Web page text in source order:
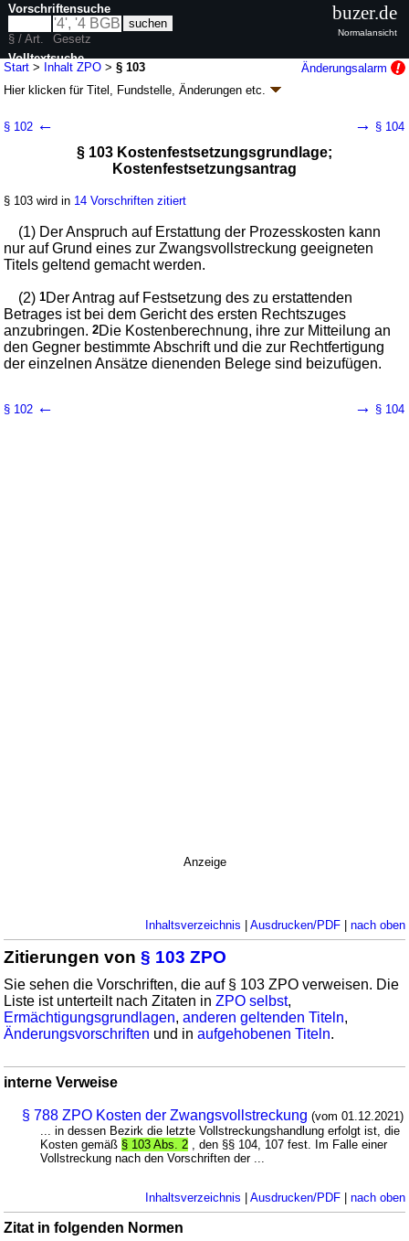
Start > Inhalt ZPO >§ 103
Änderungsalarm
Hier klicken fürTitel, Fundstelle, Änderungen etc.
1781; zuletzt geändert durchArtikel 3G. v. 20.05.2026BGBl. 2026 I Nr.
Zwangsverwaltung
Buch 1 Allgemeine Vorschriften
Abschnitt 2 Parteien
Titel 5 Prozesskosten
§ 102 ← → § 104
§ 103 Kostenfestsetzungsgrundlage;
Kostenfestsetzungsantrag
§ 103 wird in 14 Vorschriften zitiert
(1) Der Anspruch auf Erstattung der Prozesskosten kann
nur auf Grund eines zur Zwangsvollstreckung geeigneten
Titels geltend gemacht werden.
(2)1Der Antrag auf Festsetzung des zu erstattenden
Betrages ist bei dem Gericht des ersten Rechtszuges
anzubringen.2Die Kostenberechnung, ihre zur Mitteilung an
den Gegner bestimmte Abschrift und die zur Rechtfertigung
der einzelnen Ansätze dienenden Belege sind beizufügen.
§ 102 ← → § 104
Anzeige
Inhaltsverzeichnis | Ausdrucken/PDF| nach oben
Zitierungen von§ 103 ZPO
Sie sehen die Vorschriften, die auf § 103 ZPO verweisen. Die
Liste ist unterteilt nach Zitaten inZPO selbst,
Ermächtigungsgrundlagen,anderen geltenden Titeln,
Änderungsvorschriften und inaufgehobenen Titeln.
interne Verweise
§ 788 ZPO Kosten der Zwangsvollstreckung (vom 01.12.2021)
... in dessen Bezirk die letzte Vollstreckungshandlung erfolgt ist, die
Kosten gemäß § 103 Abs. 2 , den §§ 104, 107 fest. Im Falle einer
Vollstreckung nach den Vorschriften der ...
Inhaltsverzeichnis | Ausdrucken/PDF| nach oben
Zitat in folgenden Normen
Vorschriftensuche
§ / Art.
Gesetz
Volltextsuche
nur in ZPO
buzer.de
Normalansicht